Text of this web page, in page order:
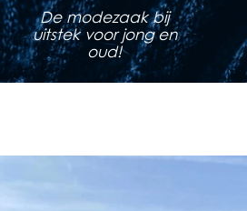
De modezaak bij
uitstek voor jong en
oud!